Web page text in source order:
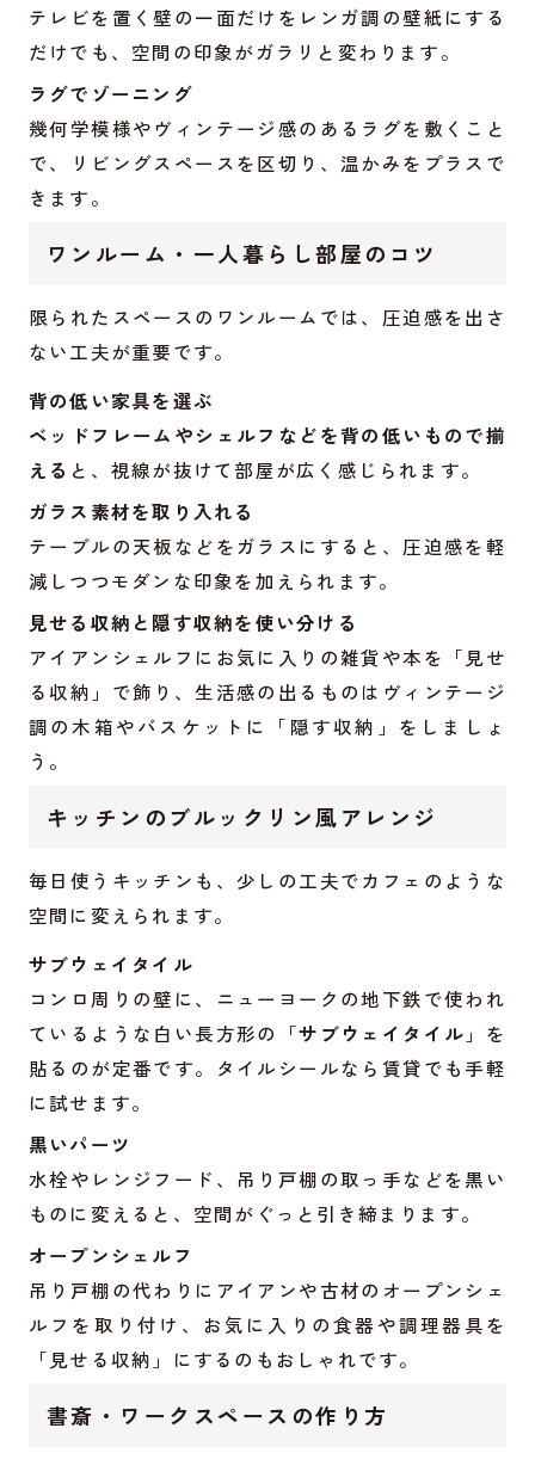
テレビを置く壁の一面だけをレンガ調の壁紙にする
だけでも、空間の印象がガラリと変わります。
ラグでゾーニング
幾何学模様やヴィンテージ感のあるラグを敷くこと
で、リビングスペースを区切り、温かみをプラスで
きます。
ワンルーム・一人暮らし部屋のコツ
限られたスペースのワンルームでは、圧迫感を出さ
ない工夫が重要です。
背の低い家具を選ぶ
ベッドフレームやシェルフなどを背の低いもので揃
える と、視線が抜けて部屋が広く感じられます。
ガラス素材を取り入れる
テーブルの天板などをガラスにすると、圧迫感を軽
減しつつモダンな印象を加えられます。
見せる収納と隠す収納を使い分ける
アイアンシェルフにお気に入りの雑貨や本を「見せ
る収納」で飾り、生活感の出るものはヴィンテージ
調の木箱やバスケットに「隠す収納」をしましょ
う。
キッチンのブルックリン風アレンジ
毎日使うキッチンも、少しの工夫でカフェのような
空間に変えられます。
サブウェイタイル
コンロ周りの壁に、ニューヨークの地下鉄で使われ
ているような白い長方形の「サブウェイタイル 」を
貼るのが定番です。タイルシールなら賃貸でも手軽
に試せます。
黒いパーツ
水栓やレンジフード、吊り戸棚の取っ手などを黒い
ものに変えると、空間がぐっと引き締まります。
オープンシェルフ
吊り戸棚の代わりにアイアンや古材のオープンシェ
ルフを取り付け、お気に入りの食器や調理器具を
「見せる収納」にするのもおしゃれです。
書斎・ワークスペースの作り方